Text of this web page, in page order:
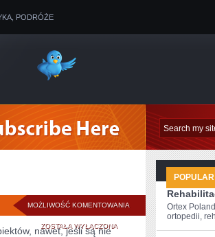
PODRÓŻE
MOŻLIWOŚĆ KOMENTOWANIA BUDOWNICTWO
ZOSTAŁA WYŁĄCZONA
nawet, jeśli są nie
POPULAR
Ortex
ortopedii,